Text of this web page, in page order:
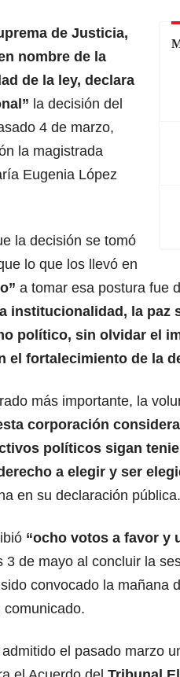
de Justicia,
nombre de la
de la ley, declara
la decisión del
4 de marzo,
la magistrada
Eugenia López
la decisión se tomó
lo que los llevó en
a tomar esa postura fue
institucionalidad, la paz
político, sin olvidar el
el fortalecimiento de la
más importante, la
corporación
políticos sigan
a elegir y ser
en su declaración pública.
“ocho votos a favor y
3 de mayo al concluir la
convocado la mañana
el pasado marzo